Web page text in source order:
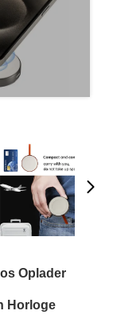
Oplader
Horloge